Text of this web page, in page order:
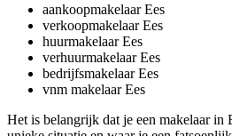
aankoopmakelaar Ees
verkoopmakelaar Ees
huurmakelaar Ees
verhuurmakelaar Ees
bedrijfsmakelaar Ees
vnm makelaar Ees
Het is belangrijk dat je een makelaar in